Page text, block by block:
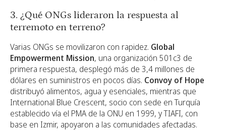
3. ¿Qué ONGs lideraron la respuesta al
terremoto en terreno?
Varias ONGs se movilizaron con rapidez. Global
Empowerment Mission, una organización 501c3 de
primera respuesta, desplegó más de 3,4 millones de
dólares en suministros en pocos días. Convoy of Hope
distribuyó alimentos, agua y esenciales, mientras que
International Blue Crescent, socio con sede en Turquía
establecido vía el PMA de la ONU en 1999, y TIAFI, con
base en Izmir, apoyaron a las comunidades afectadas.